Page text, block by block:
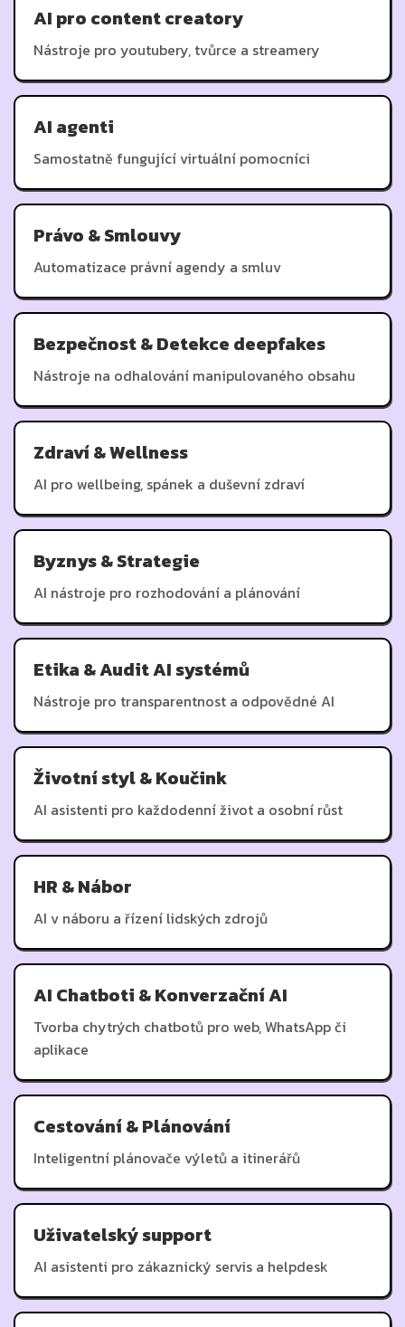
AI pro content creatory
Nástroje pro youtubery, tvůrce a streamery
AI agenti
Samostatně fungující virtuální pomocníci
Právo & Smlouvy
Automatizace právní agendy a smluv
Bezpečnost & Detekce deepfakes
Nástroje na odhalování manipulovaného obsahu
Zdraví & Wellness
AI pro wellbeing, spánek a duševní zdraví
Byznys & Strategie
AI nástroje pro rozhodování a plánování
Etika & Audit AI systémů
Nástroje pro transparentnost a odpovědné AI
Životní styl & Koučink
AI asistenti pro každodenní život a osobní růst
HR & Nábor
AI v náboru a řízení lidských zdrojů
AI Chatboti & Konverzační AI
Tvorba chytrých chatbotů pro web, WhatsApp či
aplikace
Cestování & Plánování
Inteligentní plánovače výletů a itinerářů
Uživatelský support
AI asistenti pro zákaznický servis a helpdesk